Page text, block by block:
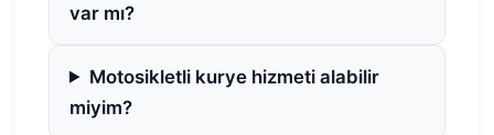
var mı?
Motosikletli kurye hizmeti alabilir
miyim?